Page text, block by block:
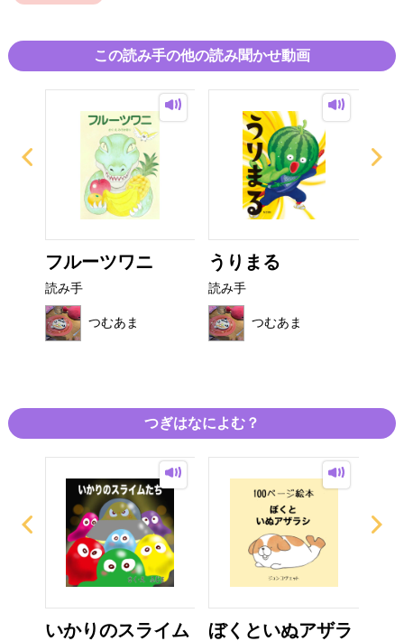
この読み手の他の読み聞かせ動画
フルーツワニ
読み手
つむあま
うりまる
読み手
つむあま
つぎはなによむ？
いかりのスライム
ぼくといぬアザラ